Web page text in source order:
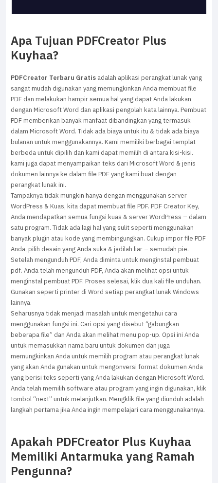
Apa Tujuan PDFCreator Plus
Kuyhaa?
PDFCreator Terbaru Gratis adalah aplikasi perangkat lunak yang
sangat mudah digunakan yang memungkinkan Anda membuat file
PDF dan melakukan hampir semua hal yang dapat Anda lakukan
dengan Microsoft Word dan aplikasi pengolah kata lainnya. Pembuat
PDF memberikan banyak manfaat dibandingkan yang termasuk
dalam Microsoft Word. Tidak ada biaya untuk itu & tidak ada biaya
bulanan untuk menggunakannya. Kami memiliki berbagai templat
berbeda untuk dipilih dan kami dapat memilih di antara kisi-kisi.
kami juga dapat menyampaikan teks dari Microsoft Word & jenis
dokumen lainnya ke dalam file PDF yang kami buat dengan
perangkat lunak ini.
Tampaknya tidak mungkin hanya dengan menggunakan server
WordPress & Kuas, kita dapat membuat file PDF. PDF Creator Key,
Anda mendapatkan semua fungsi kuas & server WordPress – dalam
satu program. Tidak ada lagi hal yang sulit seperti menggunakan
banyak plugin atau kode yang membingungkan. Cukup impor file PDF
Anda, pilih desain yang Anda suka & jadilah liar – semudah pie.
Setelah mengunduh PDF, Anda diminta untuk menginstal pembuat
pdf. Anda telah mengunduh PDF, Anda akan melihat opsi untuk
menginstal pembuat PDF. Proses selesai, klik dua kali file unduhan.
Gunakan seperti printer di Word setiap perangkat lunak Windows
lainnya.
Seharusnya tidak menjadi masalah untuk mengetahui cara
menggunakan fungsi ini. Cari opsi yang disebut “gabungkan
beberapa file” dan Anda akan melihat menu pop-up. Opsi ini Anda
untuk memasukkan nama baru untuk dokumen dan juga
memungkinkan Anda untuk memilih program atau perangkat lunak
yang akan Anda gunakan untuk mengonversi format dokumen Anda
yang berisi teks seperti yang Anda lakukan dengan Microsoft Word.
Anda telah memilih software atau program yang ingin digunakan, klik
tombol “next” untuk melanjutkan. Mengklik file yang diunduh adalah
langkah pertama jika Anda ingin mempelajari cara menggunakannya.
Apakah PDFCreator Plus Kuyhaa
Memiliki Antarmuka yang Ramah
Pengunna?